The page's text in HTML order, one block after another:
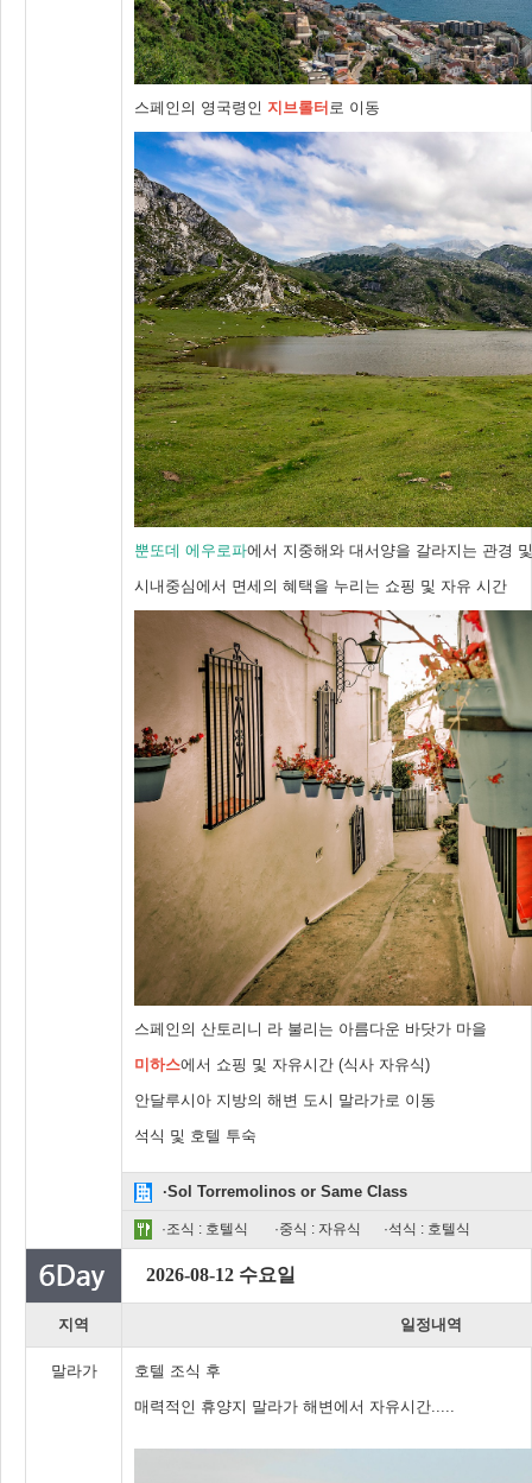
스페인의 영국령인 지브롤터 로 이동
뿐또데 에우로파에서 지중해와 대서양을 갈라지는 관경
시내중심에서 면세의 혜택을 누리는 쇼핑 및 자유 시간
스페인의 산토리니 라 불리는 아름다운 바닷가 마을
미하스에서 쇼핑 및 자유시간 (식사 자유식)
안달루시아 지방의 해변 도시 말라가로 이동
석식 및 호텔 투숙
·Sol Torremolinos or Same Class
·조식 : 호텔식 ·중식 : 자유식 ·석식 : 호텔식
2026-08-12 수요일
지역 일정내역
말라가
호텔 조식 후
매력적인 휴양지 말라가 해변에서 자유시간.....